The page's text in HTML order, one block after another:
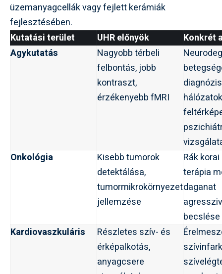
üzemanyagcellák vagy fejlett kerámiák
fejlesztésében.
Kutatási terület
UHR előnyök
Konkrét
Agykutatás
Nagyobb térbeli
felbontás, jobb
kontraszt,
érzékenyebb fMRI
hálózatok
Onkológia
Kisebb tumorok
detektálása,
tumormikrokörnyezet
jellemzése
Rák
terápia
daganat
becslése
Kardiovaszkuláris
Részletes szív- és
érképalkotás,
anyagcsere